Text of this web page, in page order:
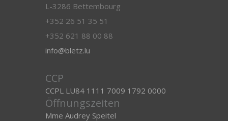
L-3286 Bettembourg
+352 26 51 35 51
+352 621 88 00 88
info@bletz.lu
CCP
CCPL LU84 1111 7009 1792 0000
Öffnungszeiten
Mme Audrey Speitel